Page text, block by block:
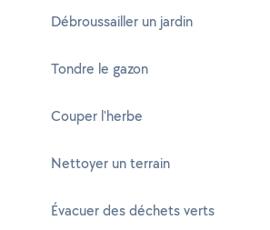
Débroussailler un jardin
Tondre le gazon
Couper l'herbe
Nettoyer un terrain
Évacuer des déchets verts